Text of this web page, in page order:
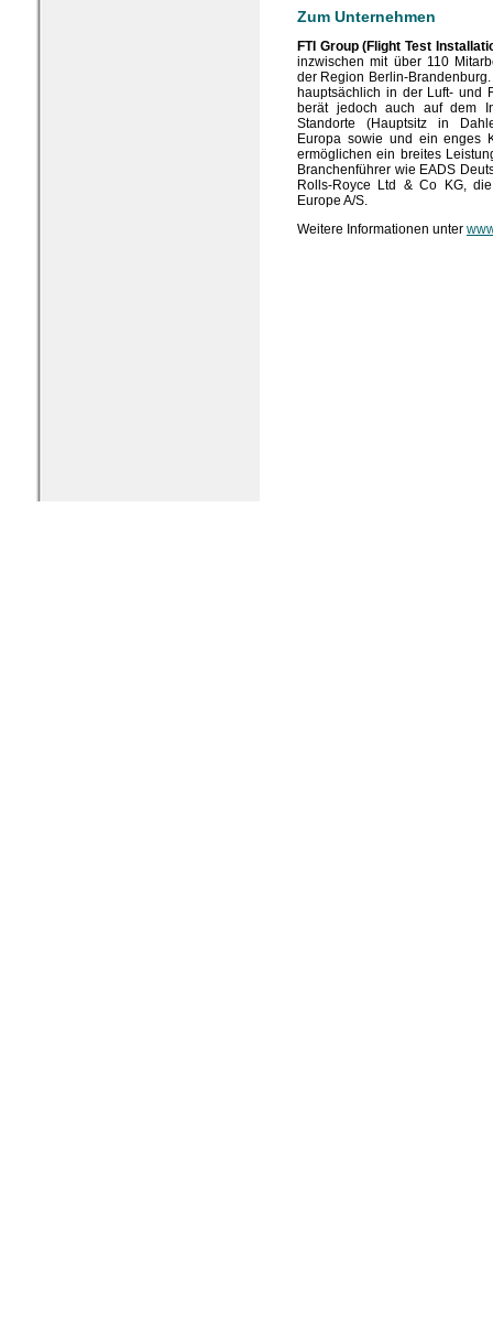
Zum Unternehmen
FTI Group (Flight Test
inzwischen mit über 110
der Region Berlin-
hauptsächlich in der Luft- und
berät jedoch auch auf dem
Standorte (Hauptsitz in
Europa sowie und ein enges
ermöglichen ein breites
Branchenführer wie EADS
Rolls-Royce Ltd & Co KG,
Europe A/S.
Weitere Informationen unter